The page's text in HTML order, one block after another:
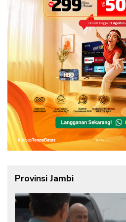
Provinsi Jambi